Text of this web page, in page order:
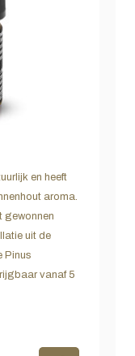
en heeft
aroma.
gewonnen
uit de
Pinus
vanaf 5